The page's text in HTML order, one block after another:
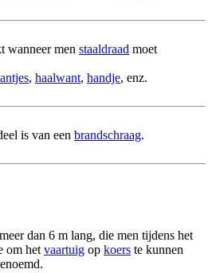
wanneer men staaldraad moet
, haalwant, handje, enz.
is van een brandschraag.
dan 6 m lang, die men tijdens het
om het vaartuig op koers te kunnen